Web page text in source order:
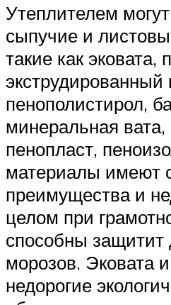
Утеплителем
сыпучие и
такие как эковата,
экструдированный
пенополистирол,
минеральная вата,
пенопласт,
материалы имеют
преимущества и
целом при
способны защитит
морозов. Эковата
недорогие